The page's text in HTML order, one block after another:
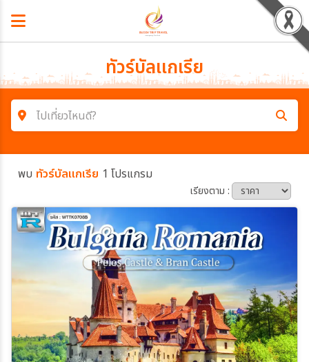
ทัวร์บัลเเกเรีย
ไปเที่ยวไหนดี?
ค้นหาโปรแกรมทัวร์
โซน
ประเทศ
เมือง
พบ ทัวร์บัลเเกเรีย 1 โปรแกรม
เรียงตาม :